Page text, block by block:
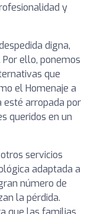
y
digna,
ello, ponemos
que
el Homenaje a
esté arropada por
queridos en un
servicios
adaptada a
número de
la pérdida.